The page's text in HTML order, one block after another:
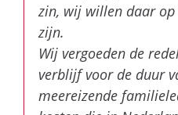
zin, wij willen daar
zijn.
Wij vergoeden de
verblijf voor de duur
meereizende